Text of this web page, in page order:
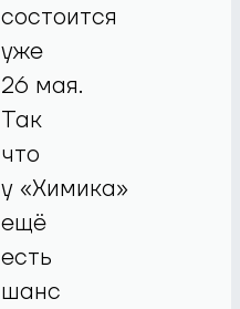
состоится
уже
26 мая.
Так
что
у «Химика»
ещё
есть
шанс